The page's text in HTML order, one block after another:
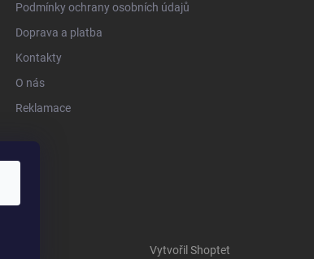
Podmínky ochrany osobních údajů
Doprava a platba
Kontakty
O nás
Reklamace
Vytvořil Shoptet